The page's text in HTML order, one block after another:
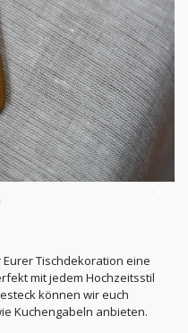
Tischdekoration eine
mit jedem Hochzeitsstil
können wir euch
Kuchengabeln anbieten.